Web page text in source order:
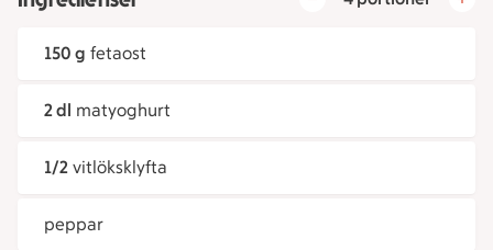
150 g fetaost
2 dl matyoghurt
1/2 vitlöksklyfta
peppar